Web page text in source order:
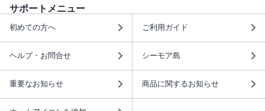
サポートメニュー
初めての方へ ご利用ガイド
ヘルプ・お問合せ シーモア島
重要なお知らせ 商品に関するお知らせ